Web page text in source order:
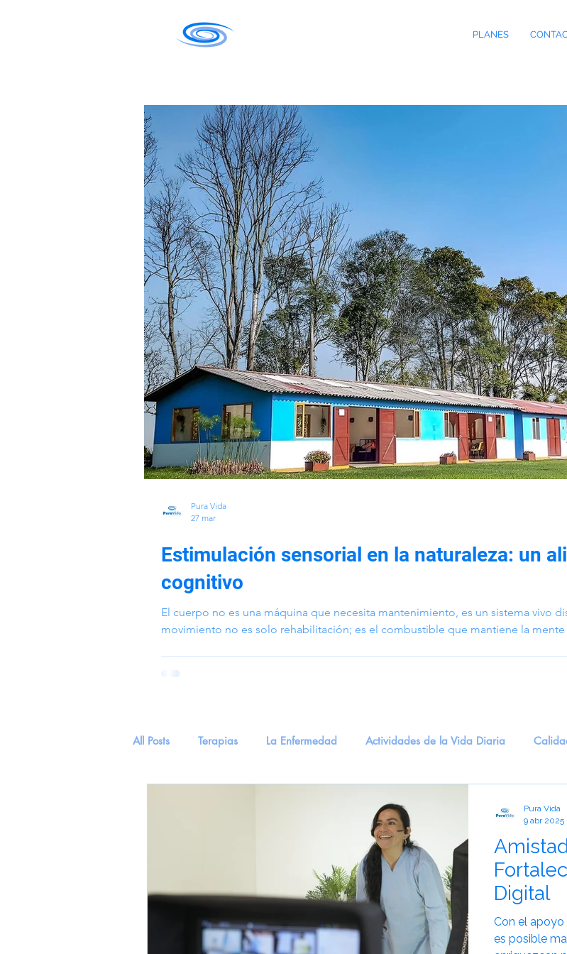
PLANES
Estimulación sensorial en la naturaleza: un
cognitivo
El cuerpo no es una máquina que necesita mantenimiento, es un sistema vivo
movimiento no es solo rehabilitación; es el combustible que mantiene la
Pura Vida
27 mar
All Posts Terapias La Enfermedad Actividades de la Vida Diaria
BienestarEmocional
CuidadosCognitivos eneficios del Humor en la
Digital
Con el
es posible
Pura Vida
9 abr 2025